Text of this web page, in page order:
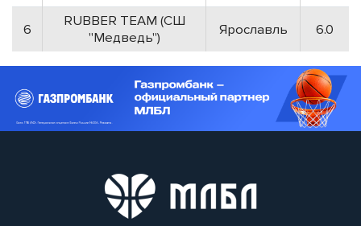
6
RUBBER TEAM (СШ
"Медведь")
Ярославль 6.0